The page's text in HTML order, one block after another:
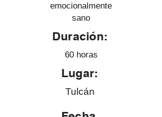
emocionalmente
sano
Duración:
60 horas
Lugar:
Tulcán